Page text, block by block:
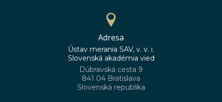
Adresa
Ústav merania SAV, v. v. i.
Slovenská akadémia vied
Dúbravská cesta 9
841 04 Bratislava
Slovenská republika